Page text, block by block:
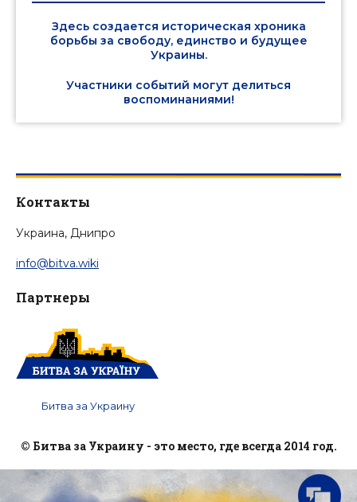
Здесь создается историческая хроника
борьбы за свободу, единство и будущее
Украины.
Участники событий могут делиться
воспоминаниями!
Контакты
Украина, Днипро
info@bitva.wiki
Партнеры
Битва за Украину
© Битва за Украину - это место, где всегда 2014 год.